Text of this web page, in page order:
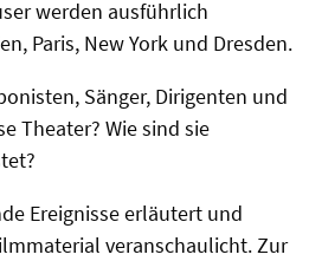
werden ausführlich
Paris, New York und Dresden.
Sänger, Dirigenten und
Theater? Wie sind sie
Ereignisse erläutert und
veranschaulicht. Zur